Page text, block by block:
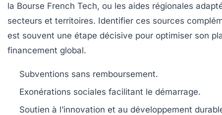
la Bourse French Tech, ou les aides régionales
secteurs et territoires. Identifier ces sources
est souvent une étape décisive pour optimiser son
financement global.
Subventions sans remboursement.
Exonérations sociales facilitant le démarrage.
Soutien à l’innovation et au développement